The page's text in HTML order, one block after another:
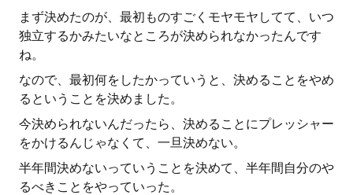
まず決めたのが、最初ものすごくモヤモヤしてて、いつ
独立するかみたいなところが決められなかったんです
ね。
なので、最初何をしたかっていうと、決めることをやめ
るということを決めました。
今決められないんだったら、決めることにプレッシャー
をかけるんじゃなくて、一旦決めない。
半年間決めないっていうことを決めて、半年間自分のや
るべきことをやっていった。